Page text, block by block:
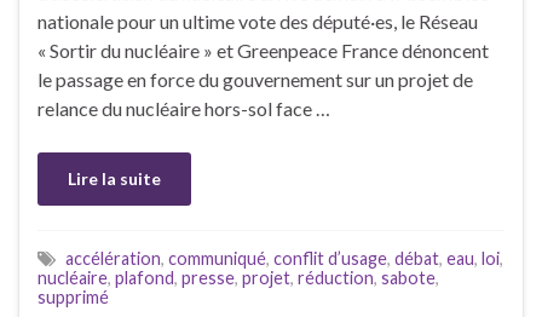
nationale pour un ultime vote des député·es, le Réseau
« Sortir du nucléaire » et Greenpeace France dénoncent
le passage en force du gouvernement sur un projet de
relance du nucléaire hors-sol face …
Lire la suite
accélération, communiqué, conflit d’usage, débat, eau, loi,
nucléaire, plafond, presse, projet, réduction, sabote,
supprimé